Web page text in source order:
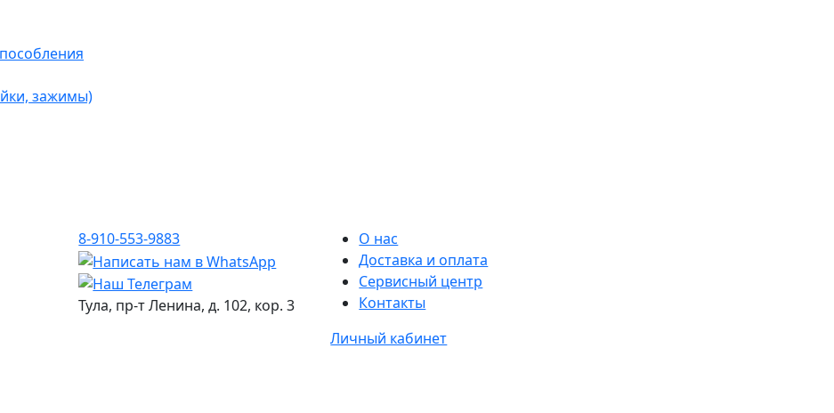
зажимы)
8-910-553-9883
Тула, пр-т Ленина, д. 102, кор. 3
О нас
Доставка и оплата
Сервисный центр
Контакты
Личный кабинет